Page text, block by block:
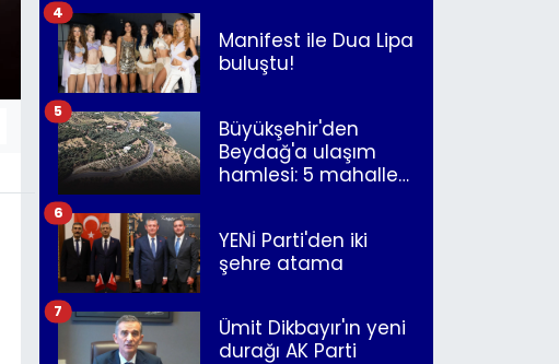
Manifest ile Dua Lipa
buluştu!
4
Büyükşehir'den
Beydağ'a ulaşım
hamlesi: 5 mahalle
5
YENİ Parti'den iki
şehre atama
6
Ümit Dikbayır'ın yeni
durağı AK Parti
7